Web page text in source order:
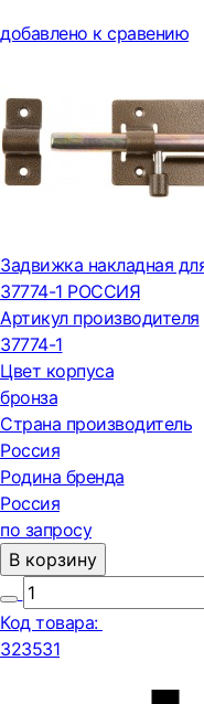
добавлено к сравению
Задвижка накладная
37774-1 РОССИЯ
Артикул производителя
37774-1
Цвет корпуса
бронза
Страна производитель
Россия
Родина бренда
Россия
по запросу
В корзину
Код товара:
323531